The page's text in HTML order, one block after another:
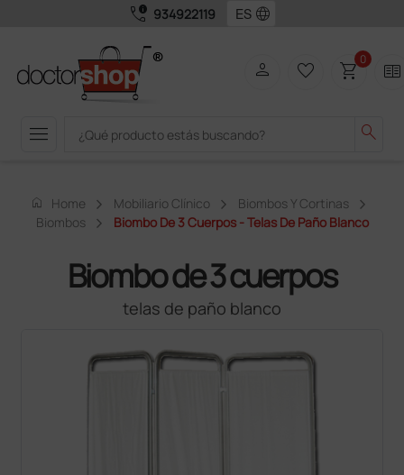
call_quality 934922119 language
menu search
person favorite_border shopping_cart0 two_pager
home Home Mobiliario Clínico
Biombos Y Cortinas
Biombos
Biombo De 3 Cuerpos - Telas De Paño Blanco
Biombo de 3 cuerpos
telas de paño blanco